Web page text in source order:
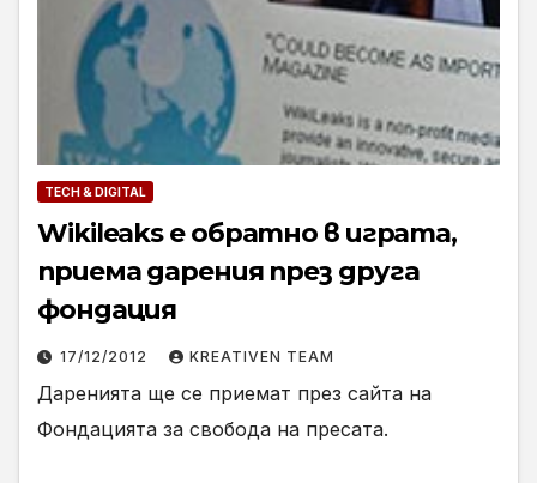
TECH & DIGITAL
Wikileaks е обратно в играта,
приема дарения през друга
фондация
17/12/2012 KREATIVEN TEAM
Даренията ще се приемат през сайта на
Фондацията за свобода на пресата.